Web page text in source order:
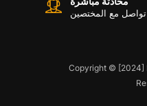
تواصل مع المختصين
Copyright © [2024]